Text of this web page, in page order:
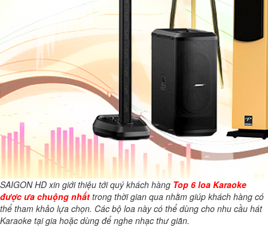
SAIGON HD xin giới thiệu tới quý khách hàng Top 6 loa Karaoke
được ưa chuộng nhất trong thời gian qua nhằm giúp khách hàng có
thể tham khảo lựa chọn. Các bộ loa này có thể dùng cho nhu cầu hát
Karaoke tại gia hoặc dùng để nghe nhạc thư giãn.